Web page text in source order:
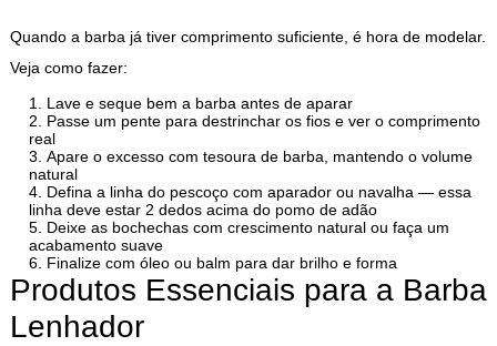
Quando a barba já tiver comprimento suficiente, é hora de modelar.
Veja como fazer:
Lave e seque bem a barba antes de aparar
Passe um pente para destrinchar os fios e ver o comprimento
real
Apare o excesso com tesoura de barba, mantendo o volume
natural
Defina a linha do pescoço com aparador ou navalha — essa
linha deve estar 2 dedos acima do pomo de adão
Deixe as bochechas com crescimento natural ou faça um
acabamento suave
Finalize com óleo ou balm para dar brilho e forma
Produtos Essenciais para a Barba
Lenhador